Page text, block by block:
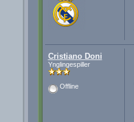
Cristiano Doni
Ynglingespiller
Offline